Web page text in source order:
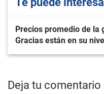
Precios promedio de la
Gracias están en su
Deja tu comentario